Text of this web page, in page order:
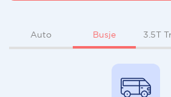
Auto Busje 3.5T